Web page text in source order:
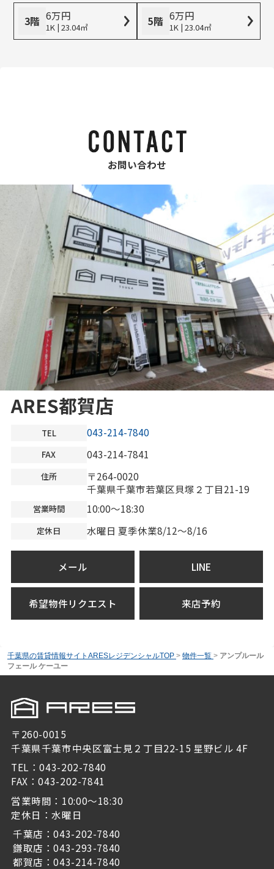
3階 6万円
1K | 23.04㎡ 5階 6万円
1K | 23.04㎡
お問い合わせ
ARES都賀店
TEL 043-214-7840
FAX 043-214-7841
住所
〒264-0020
千葉県千葉市若葉区貝塚２丁目21-19
営業時間 10:00～18:30
定休日 水曜日 夏季休業8/12～8/16
メール LINE
希望物件リクエスト 来店予約
千葉県の賃貸情報サイトARESレジデンシャルTOP > 物件一覧 > アンプルール
フェール ケーユー
〒260-0015
千葉県千葉市中央区富士見２丁目22-15 星野ビル 4F
TEL：043-202-7840
FAX：043-202-7841
営業時間：10:00～18:30
定休日：水曜日
千葉店：043-202-7840
鎌取店：043-293-7840
都賀店：043-214-7840